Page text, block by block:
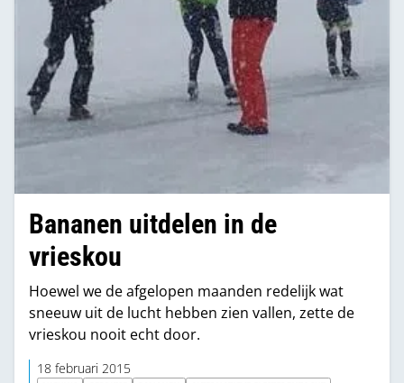
Bananen uitdelen in de
vrieskou
Hoewel we de afgelopen maanden redelijk wat
sneeuw uit de lucht hebben zien vallen, zette de
vrieskou nooit echt door.
18 februari 2015